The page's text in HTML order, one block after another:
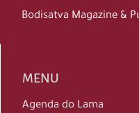
Bodisatva Magazine &
MENU
Agenda do Lama